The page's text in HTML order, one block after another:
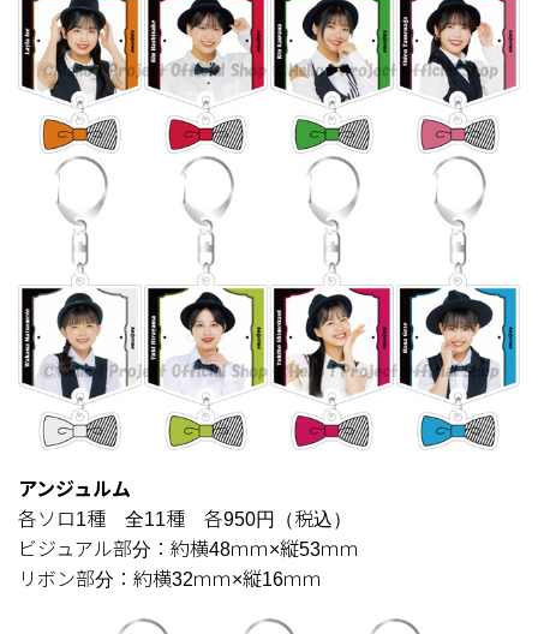
アンジュルム
各ソロ1種 全11種 各950円（税込）
ビジュアル部分：約横48ｍｍ×縦53ｍｍ
リボン部分：約横32ｍｍ×縦16ｍｍ